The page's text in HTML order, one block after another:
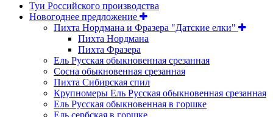
Туи Российского производства
Новогоднее предложение
Пихта Нордмана и Фразера "Датские елки"
Пихта Нордмана
Пихта Фразера
Ель Русская обыкновенная срезанная
Сосна обыкновенная срезанная
Пихта Сибирская спил
Крупномеры Ель Русская обыкновенная срезанная
Ель Русская обыкновенная в горшке
Ель сербская в горшке